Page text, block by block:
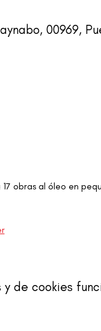
00969,
obras al óleo en
de cookies